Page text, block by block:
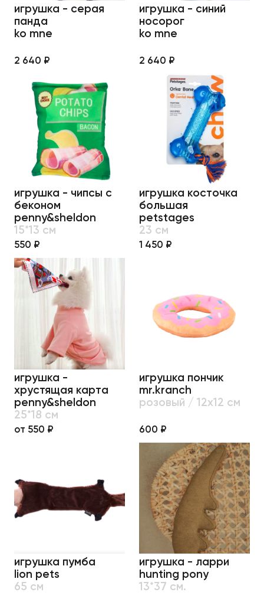
игрушка - серая
панда
ko mne
2 640 ₽
игрушка - синий
носорог
ko mne
2 640 ₽
игрушка - чипсы с
беконом
penny&sheldon
15*13 см
550 ₽
игрушка косточка
большая
petstages
23 см
1 450 ₽
игрушка -
хрустящая карта
penny&sheldon
25*18 см
от 550 ₽
игрушка пончик
mr.kranch
розовый / 12х12 см
600 ₽
игрушка пумба
lion pets
65 см
игрушка - ларри
hunting pony
13*37 см.